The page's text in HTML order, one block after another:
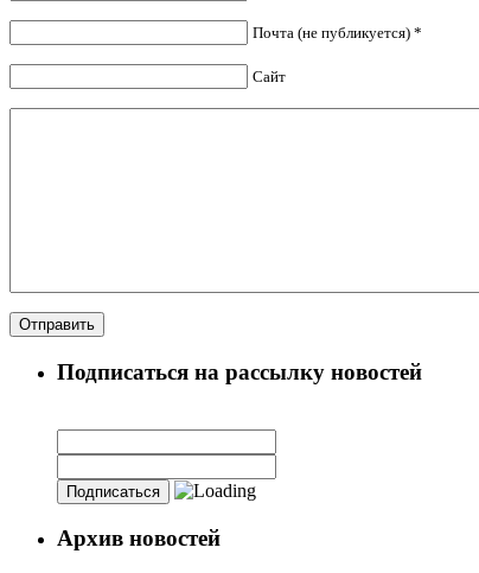
Почта (не публикуется) *
Сайт
Подписаться на рассылку новостей
Архив новостей